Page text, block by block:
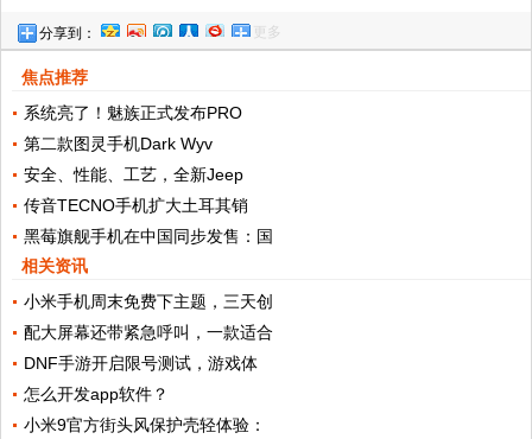
分享到： 更多
焦点推荐
系统亮了！魅族正式发布PRO
第二款图灵手机Dark Wyv
安全、性能、工艺，全新Jeep
传音TECNO手机扩大土耳其销
黑莓旗舰手机在中国同步发售：国
相关资讯
小米手机周末免费下主题，三天创
配大屏幕还带紧急呼叫，一款适合
DNF手游开启限号测试，游戏体
怎么开发app软件？
小米9官方街头风保护壳轻体验：